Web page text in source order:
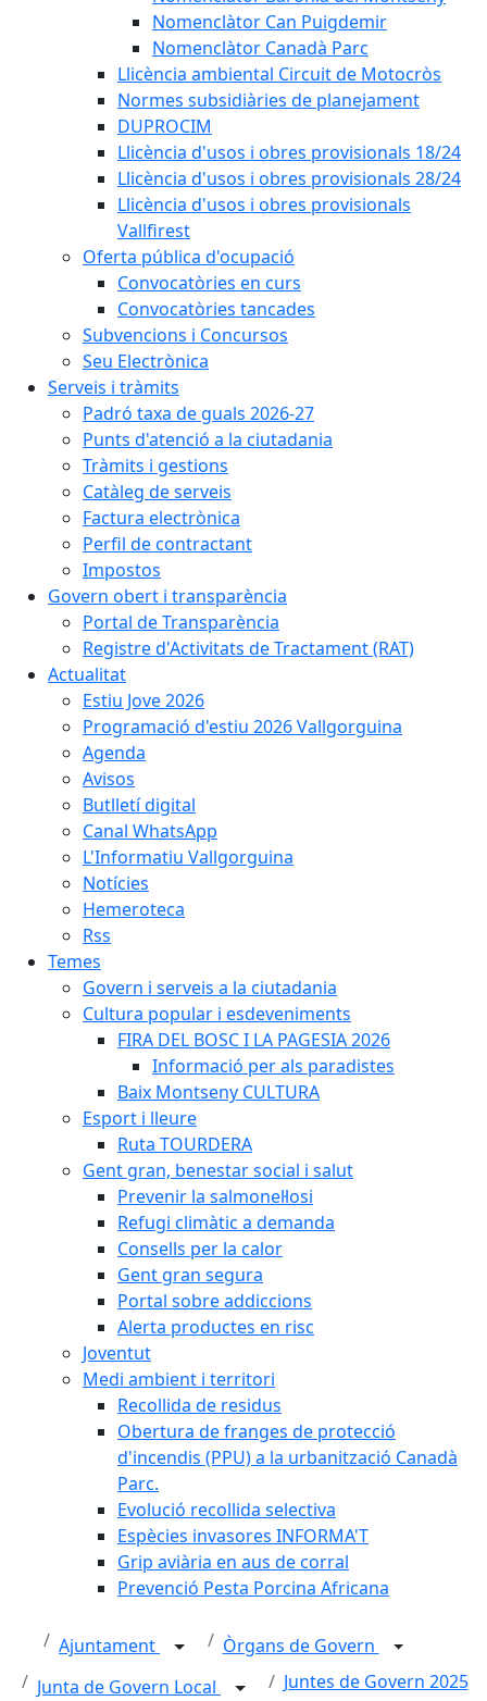
Nomenclàtor Can Puigdemir
Nomenclàtor Canadà Parc
Llicència ambiental Circuit de Motocròs
Normes subsidiàries de planejament
DUPROCIM
Llicència d'usos i obres provisionals 18/24
Llicència d'usos i obres provisionals 28/24
Llicència d'usos i obres provisionals
Vallfirest
Oferta pública d'ocupació
Convocatòries en curs
Convocatòries tancades
Subvencions i Concursos
Seu Electrònica
Serveis i tràmits
Padró taxa de guals 2026-27
Punts d'atenció a la ciutadania
Tràmits i gestions
Catàleg de serveis
Factura electrònica
Perfil de contractant
Impostos
Govern obert i transparència
Portal de Transparència
Registre d'Activitats de Tractament (RAT)
Actualitat
Estiu Jove 2026
Programació d'estiu 2026 Vallgorguina
Agenda
Avisos
Butlletí digital
Canal WhatsApp
L'Informatiu Vallgorguina
Notícies
Hemeroteca
Rss
Temes
Govern i serveis a la ciutadania
Cultura popular i esdeveniments
FIRA DEL BOSC I LA PAGESIA 2026
Informació per als paradistes
Baix Montseny CULTURA
Esport i lleure
Ruta TOURDERA
Gent gran, benestar social i salut
Prevenir la salmonel·losi
Refugi climàtic a demanda
Consells per la calor
Gent gran segura
Portal sobre addiccions
Alerta productes en risc
Joventut
Medi ambient i territori
Recollida de residus
Obertura de franges de protecció
d'incendis (PPU) a la urbanització Canadà
Parc.
Evolució recollida selectiva
Espècies invasores INFORMA'T
Grip aviària en aus de corral
Prevenció Pesta Porcina Africana
Ajuntament
Òrgans de Govern
Junta de Govern Local
Juntes de Govern 2025